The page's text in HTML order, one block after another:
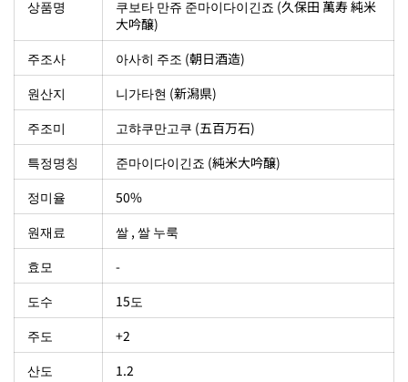
상품명
쿠보타 만쥬 준마이다이긴죠 (久保田 萬寿 純米
大吟醸)
주조사
아사히 주조 (朝日酒造)
원산지
니가타현 (新潟県)
주조미
고햐쿠만고쿠 (五百万石)
특정명칭
준마이다이긴죠 (純米大吟醸)
정미율
50%
원재료
쌀 , 쌀 누룩
효모
-
도수
15도
주도
+2
산도
1.2